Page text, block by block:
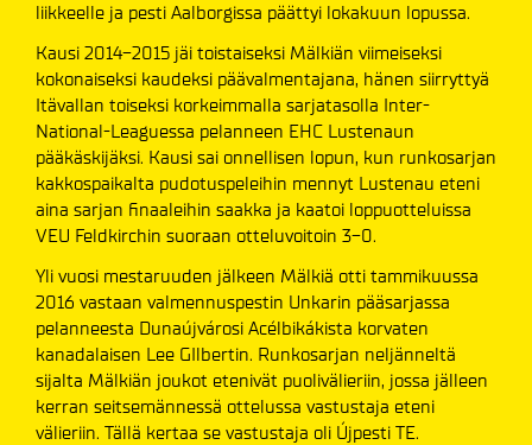
liikkeelle ja pesti Aalborgissa päättyi lokakuun lopussa.
Kausi 2014-2015 jäi toistaiseksi Mälkiän viimeiseksi
kokonaiseksi kaudeksi päävalmentajana, hänen siirryttyä
Itävallan toiseksi korkeimmalla sarjatasolla Inter-
National-Leaguessa pelanneen EHC Lustenaun
pääkäskijäksi. Kausi sai onnellisen lopun, kun runkosarjan
kakkospaikalta pudotuspeleihin mennyt Lustenau eteni
aina sarjan finaaleihin saakka ja kaatoi loppuotteluissa
VEU Feldkirchin suoraan otteluvoitoin 3-0.
Yli vuosi mestaruuden jälkeen Mälkiä otti tammikuussa
2016 vastaan valmennuspestin Unkarin pääsarjassa
pelanneesta Dunaújvárosi Acélbikákista korvaten
kanadalaisen Lee GIlbertin. Runkosarjan neljänneltä
sijalta Mälkiän joukot etenivät puolivälieriin, jossa jälleen
kerran seitsemännessä ottelussa vastustaja eteni
välieriin. Tällä kertaa se vastustaja oli Újpesti TE.